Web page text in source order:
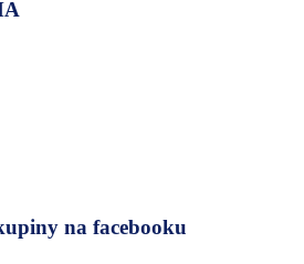
na facebooku